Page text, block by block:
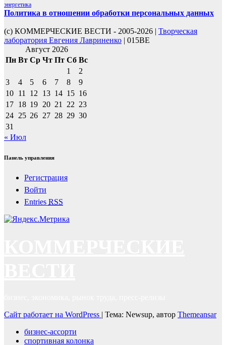
энергетика
Политика в отношении обработки персональных данных
(с) КОММЕРЧЕСКИЕ ВЕСТИ - 2005-2026 | Творческая
лаборатория Евгения Лавриненко | 015BE
Август 2026
Пн Вт Ср Чт Пт Сб Вс
1
2
3
4 5 6 7 8
9
10 11 12 13 14 15 16
17 18 19 20 21 22 23
24 25 26 27 28 29 30
31
« Июл
Панель управления
Регистрация
Войти
Entries RSS
Сайт работает на WordPress | Тема: Newsup, автор Themeansar
бизнес-ассорти
спортивная колонка